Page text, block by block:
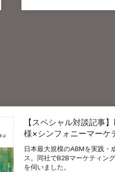
【スペシャル対談記事】
様×シンフォニーマーケティ
日本最大規模のABMを実践・成功さ
ス。同社でB2Bマーケティングを統
を伺いました。